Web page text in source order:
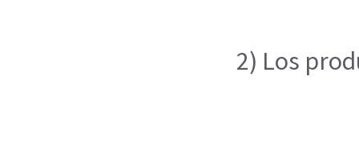
2) Los